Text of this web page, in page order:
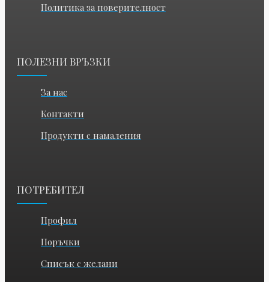
Политика за поверителност
ПОЛЕЗНИ ВРЪЗКИ
За нас
Контакти
Продукти с намаления
ПОТРЕБИТЕЛ
Профил
Поръчки
Списък с желани